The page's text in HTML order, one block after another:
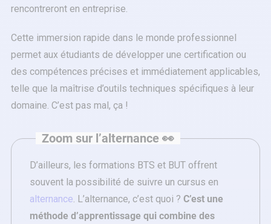
rencontreront en entreprise.
Cette immersion rapide dans le monde professionnel
permet aux étudiants de développer une certification ou
des compétences précises et immédiatement applicables,
telle que la maîtrise d’outils techniques spécifiques à leur
domaine. C’est pas mal, ça !
Zoom sur l’alternance 👀
D’ailleurs, les formations BTS et BUT offrent
souvent la possibilité de suivre un cursus en
alternance. L’alternance, c’est quoi ? C’est une
méthode d’apprentissage qui combine des